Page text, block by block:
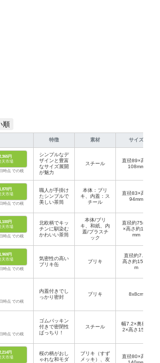
順
特徴 素材 サイズ
円
天市場
時点 での税
シンプルなデ
ザインと豊富
なサイズ展開
が魅力
スチール
直径89×高さ
108mm
円
天市場
時点 での税
職人が手掛け
たシンプルで
美しい茶筒
本体：ブリ
キ、内蓋：ス
チール
直径83×高さ
94mm
円
天市場
時点 での税
北欧柄でキッ
チンに馴染む
かわいい茶筒
本体/ブリ
キ、和紙、内
蓋/プラスチ
ック
直径約75mm
×高さ約120
mm
円
天市場
時点 での税
気密性の高い
ブリキ缶
ブリキ
直径約7.5×
高さ約15.5c
m
時点 での税
内蓋付きでし
っかり密封
ブリキ 8x8cm
時点 での税
ゴムパッキン
付きで密閉性
ばっちり！
スチール
幅7.2×奥行7.
2×高さ15cm
円
天市場
桜の柄がおし
ゃれな和モダ
ブリキ（すず
メッキ）、友
直径80×高さ